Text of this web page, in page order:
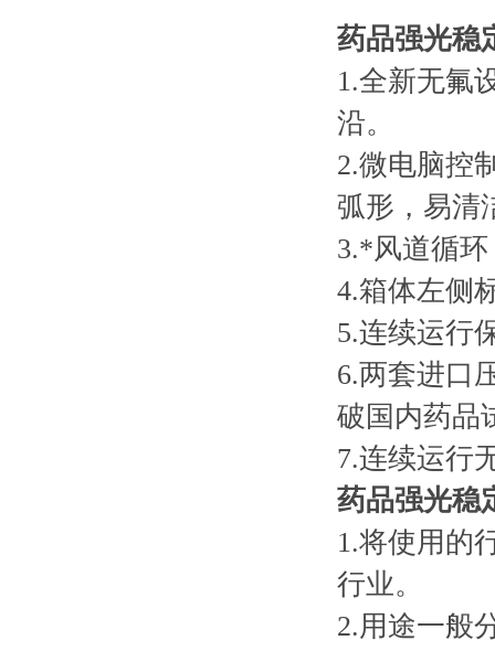
药品强光稳
1.全新无氟
沿。
2.微电脑控
弧形，易清
3.*风道循
4.箱体左侧
5.连续运行
6.两套进口
破国内药品
7.连续运行
药品强光稳
1.将使用的
行业。
2.用途一般